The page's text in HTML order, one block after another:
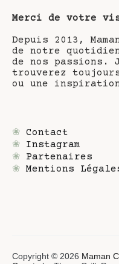
Merci de votre
Depuis 2013,
de notre
de nos passions.
trouverez
ou une
❀ Contact
❀ Instagram
❀ Partenaires
❀ Mentions
Copyright © 2026 Maman